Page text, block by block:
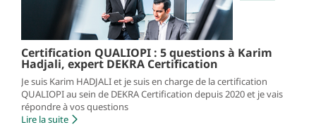
Certification QUALIOPI : 5 questions à Karim
Hadjali, expert DEKRA Certification
Je suis Karim HADJALI et je suis en charge de la certification
QUALIOPI au sein de DEKRA Certification depuis 2020 et je vais
répondre à vos questions
Lire la suite